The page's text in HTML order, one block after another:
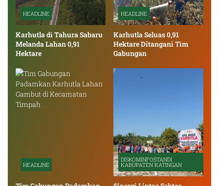
HEADLINE
Karhutla di Tahura Sabaru
Melanda Lahan 0,91
Hektare
HEADLINE
Karhutla Seluas 0,91
Hektare Ditangani Tim
Gabungan
HEADLINE
DISKOMINFOSTANDI
KABUPATEN KATINGAN